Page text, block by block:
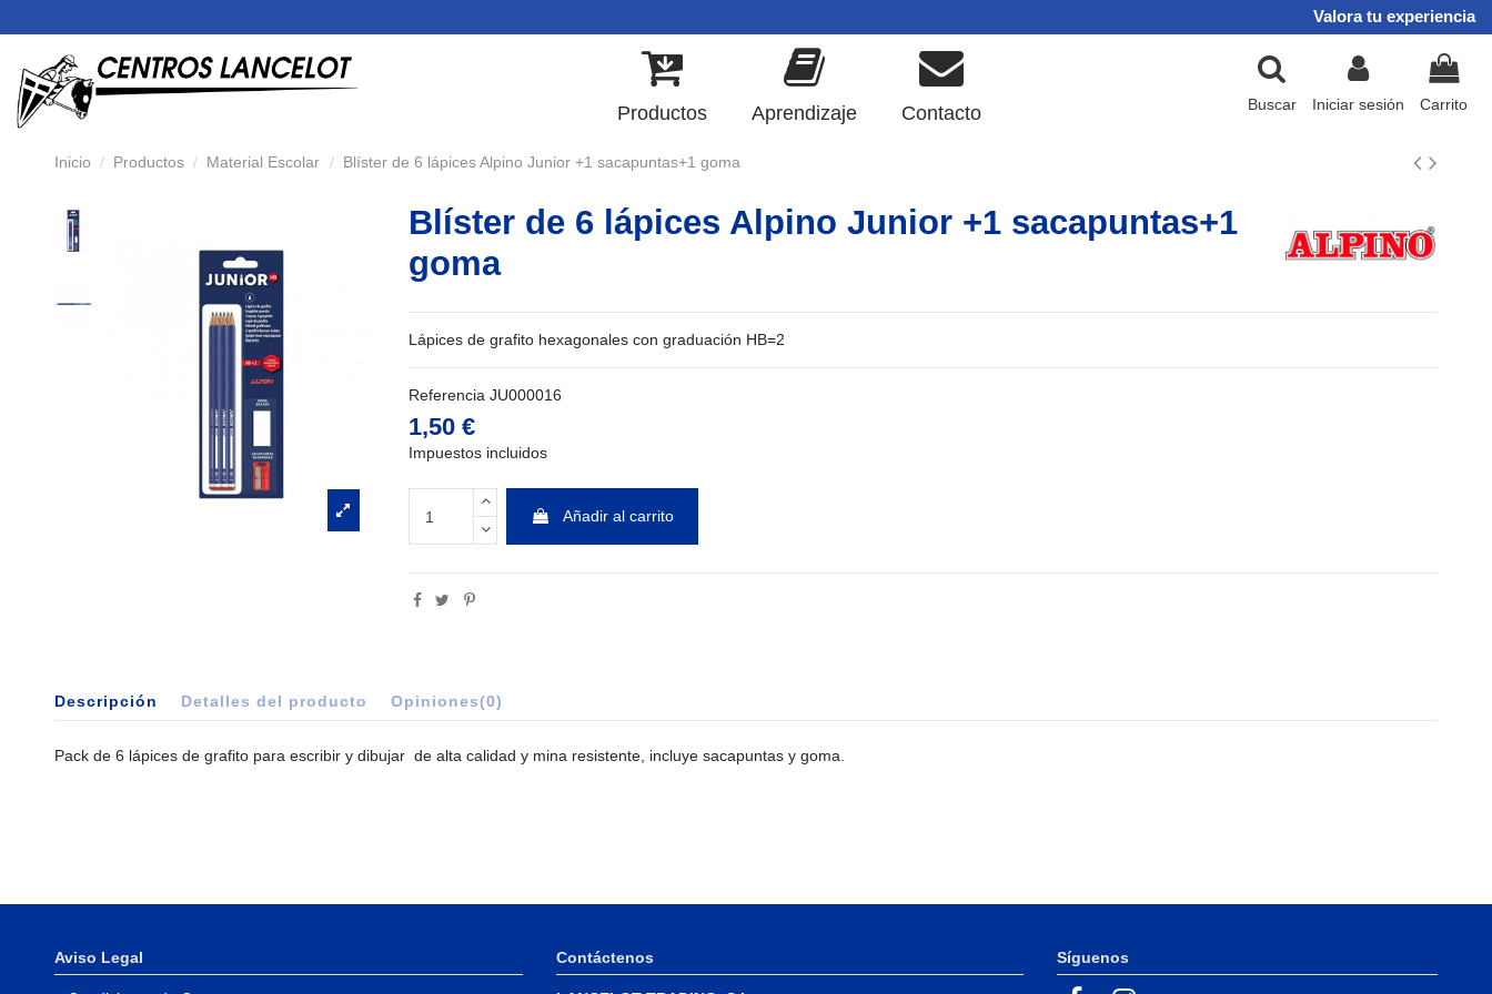
Valora tu experiencia
Productos Aprendizaje Contacto Buscar Iniciar sesión Carrito
Inicio Productos Material Escolar Blíster de 6 lápices Alpino Junior +1 sacapuntas+1 goma
Blíster de 6 lápices Alpino Junior +1 sacapuntas+1
goma
Lápices de grafito hexagonales con graduación HB=2
Referencia JU000016
1,50 €
Impuestos incluidos
Añadir al carrito
Descripción Detalles del producto Opiniones(0)
Pack de 6 lápices de grafito para escribir y dibujar de alta calidad y mina resistente, incluye sacapuntas y goma.
Aviso Legal Contáctenos Síguenos